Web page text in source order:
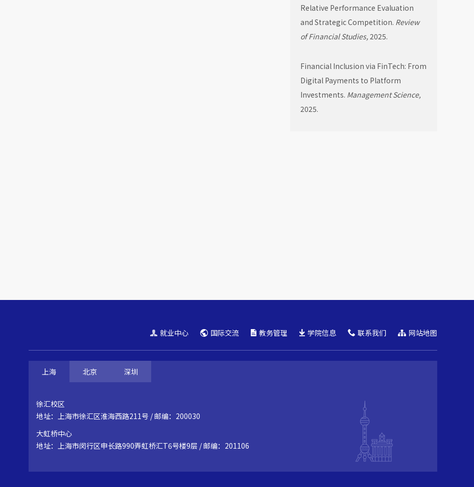
Relative Performance Evaluation
and Strategic Competition. Review
of Financial Studies,2025.
Financial Inclusion via FinTech: From
Digital Payments to Platform
Investments. Management Science,
2025.
就业中心 国际交流 教务管理 学院信息 联系我们 网站地图
上海 北京 深圳
徐汇校区
地址：上海市徐汇区淮海西路211号 / 邮编：200030
大虹桥中心
地址：上海市闵行区申长路990弄虹桥汇T6号楼9层 / 邮编：201106